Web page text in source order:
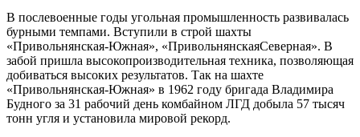
В послевоенные годы угольная промышленность развивалась
бурными темпами. Вступили в строй шахты
«Привольнянская-Южная», «ПривольнянскаяСеверная». В
забой пришла высокопроизводительная техника, позволяющая
добиваться высоких результатов. Так на шахте
«Привольнянская-Южная» в 1962 году бригада Владимира
Будного за 31 рабочий день комбайном ЛГД добыла 57 тысяч
тонн угля и установила мировой рекорд.